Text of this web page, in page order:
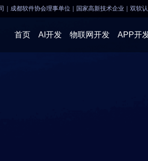
｜成都软件协会理事单位 国家高新技术企业｜双软
首页 AI开发 物联网开发 APP开